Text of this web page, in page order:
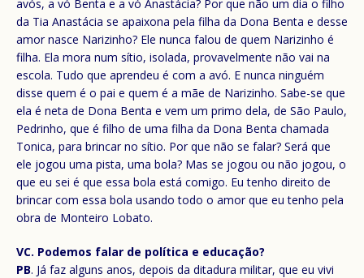
avós, a vó Benta e a vó Anastácia? Por que não um dia o filho
da Tia Anastácia se apaixona pela filha da Dona Benta e desse
amor nasce Narizinho? Ele nunca falou de quem Narizinho é
filha. Ela mora num sítio, isolada, provavelmente não vai na
escola. Tudo que aprendeu é com a avó. E nunca ninguém
disse quem é o pai e quem é a mãe de Narizinho. Sabe-se que
ela é neta de Dona Benta e vem um primo dela, de São Paulo,
Pedrinho, que é filho de uma filha da Dona Benta chamada
Tonica, para brincar no sítio. Por que não se falar? Será que
ele jogou uma pista, uma bola? Mas se jogou ou não jogou, o
que eu sei é que essa bola está comigo. Eu tenho direito de
brincar com essa bola usando todo o amor que eu tenho pela
obra de Monteiro Lobato.
VC. Podemos falar de política e educação?
PB. Já faz alguns anos, depois da ditadura militar, que eu vivi